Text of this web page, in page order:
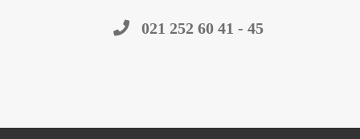
021 252 60 41 - 45